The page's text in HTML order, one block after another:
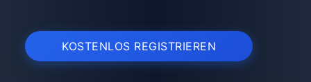
KOSTENLOS REGISTRIEREN